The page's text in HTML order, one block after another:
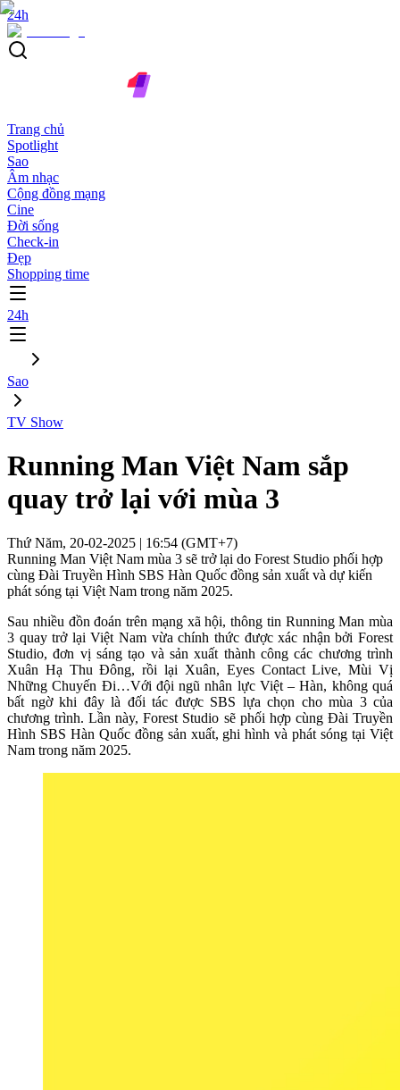
24h
Trang chủ
Spotlight
Sao
Âm nhạc
Cộng đồng mạng
Cine
Đời sống
Check-in
Đẹp
Shopping time
24h
Sao
TV Show
Running Man Việt Nam sắp
quay trở lại với mùa 3
Thứ Năm, 20-02-2025 | 16:54 (GMT+7)
Running Man Việt Nam mùa 3 sẽ trở lại do Forest Studio phối hợp
cùng Đài Truyền Hình SBS Hàn Quốc đồng sản xuất và dự kiến
phát sóng tại Việt Nam trong năm 2025.
Sau nhiều đồn đoán trên mạng xã hội, thông tin Running Man mùa
3 quay trở lại Việt Nam vừa chính thức được xác nhận bởi Forest
Studio, đơn vị sáng tạo và sản xuất thành công các chương trình
Xuân Hạ Thu Đông, rồi lại Xuân, Eyes Contact Live, Mùi Vị
Những Chuyến Đi…Với đội ngũ nhân lực Việt – Hàn, không quá
bất ngờ khi đây là đối tác được SBS lựa chọn cho mùa 3 của
chương trình. Lần này, Forest Studio sẽ phối hợp cùng Đài Truyền
Hình SBS Hàn Quốc đồng sản xuất, ghi hình và phát sóng tại Việt
Nam trong năm 2025.